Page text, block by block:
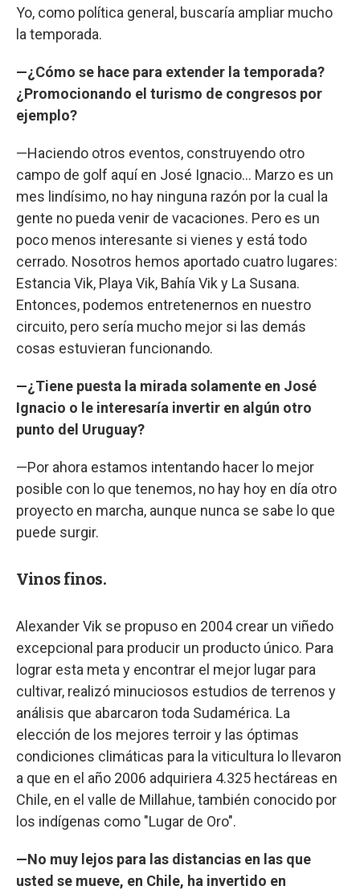
Yo, como política general, buscaría ampliar mucho
la temporada.
—¿Cómo se hace para extender la temporada?
¿Promocionando el turismo de congresos por
ejemplo?
—Haciendo otros eventos, construyendo otro
campo de golf aquí en José Ignacio… Marzo es un
mes lindísimo, no hay ninguna razón por la cual la
gente no pueda venir de vacaciones. Pero es un
poco menos interesante si vienes y está todo
cerrado. Nosotros hemos aportado cuatro lugares:
Estancia Vik, Playa Vik, Bahía Vik y La Susana.
Entonces, podemos entretenernos en nuestro
circuito, pero sería mucho mejor si las demás
cosas estuvieran funcionando.
—¿Tiene puesta la mirada solamente en José
Ignacio o le interesaría invertir en algún otro
punto del Uruguay?
—Por ahora estamos intentando hacer lo mejor
posible con lo que tenemos, no hay hoy en día otro
proyecto en marcha, aunque nunca se sabe lo que
puede surgir.
Vinos finos.
Alexander Vik se propuso en 2004 crear un viñedo
excepcional para producir un producto único. Para
lograr esta meta y encontrar el mejor lugar para
cultivar, realizó minuciosos estudios de terrenos y
análisis que abarcaron toda Sudamérica. La
elección de los mejores terroir y las óptimas
condiciones climáticas para la viticultura lo llevaron
a que en el año 2006 adquiriera 4.325 hectáreas en
Chile, en el valle de Millahue, también conocido por
los indígenas como "Lugar de Oro".
—No muy lejos para las distancias en las que
usted se mueve, en Chile, ha invertido en